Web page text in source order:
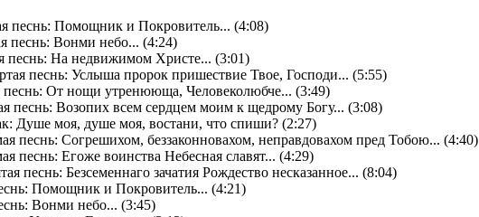
песнь: Помощник и Покровитель... (4:08)
песнь: Вонми небо... (4:24)
песнь: На недвижимом Христе... (3:01)
песнь: Услыша пророк пришествие Твое, Господи... (5:55)
От нощи утренююща, Человеколюбче... (3:49)
песнь: Возопих всем сердцем моим к щедрому Богу... (3:08)
Душе моя, душе моя, востани, что спиши? (2:27)
песнь: Согрешихом, беззаконновахом, неправдовахом пред Тобою... (4:40)
песнь: Егоже воинства Небесная славят... (4:29)
песнь: Безсеменнаго зачатия Рождество несказанное... (8:04)
Помощник и Покровитель... (4:21)
Вонми небо... (3:45)